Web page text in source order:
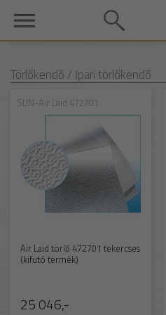
Törlőkendő / Ipari törlőkendő
SUN-Air Laid 472701
25 046,-
Air Laid törlő 472701 tekercses
(kifutó termék)